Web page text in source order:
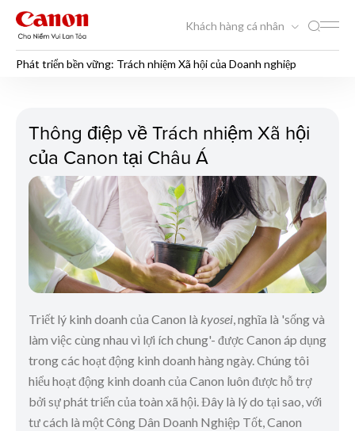
Khách hàng cá nhân
Phát triển bền vững: Trách nhiệm Xã hội của Doanh nghiệp
Phát triển bền vững: Trách
Thông điệp về Trách nhiệm Xã hội
của Canon tại Châu Á
Triết lý kinh doanh của Canon là kyosei, nghĩa là 'sống và
làm việc cùng nhau vì lợi ích chung'- được Canon áp dụng
trong các hoạt động kinh doanh hàng ngày. Chúng tôi
hiểu hoạt động kinh doanh của Canon luôn được hỗ trợ
bởi sự phát triển của toàn xã hội. Đây là lý do tại sao, với
tư cách là một Công Dân Doanh Nghiệp Tốt, Canon